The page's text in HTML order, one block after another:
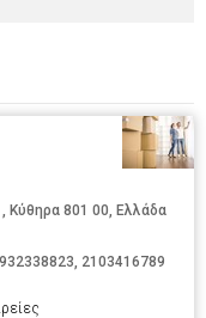
Κύθηρα 801 00, Ελλάδα
, 2103416789